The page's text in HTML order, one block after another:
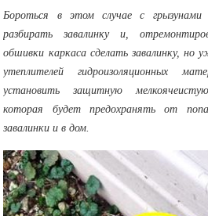
Бороться в этом случае с
разбирать завалинку и,
обшивки каркаса сделать завалинку, но
утеплителей гидроизоляционных
установить защитную
которая будет предохранять от
завалинки и в дом.